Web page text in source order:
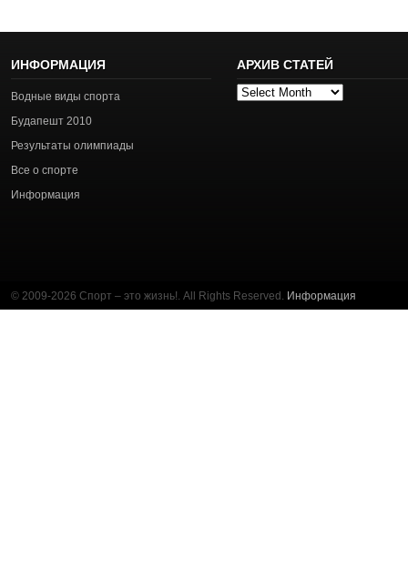
ИНФОРМАЦИЯ
Водные виды спорта
Будапешт 2010
Результаты олимпиады
Все о спорте
Информация
АРХИВ СТАТЕЙ
Архив
© 2009-2026 Спорт – это жизнь!. All Rights Reserved. Информация